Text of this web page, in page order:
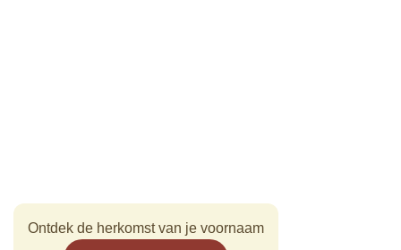
Ontdek de herkomst van je voornaam